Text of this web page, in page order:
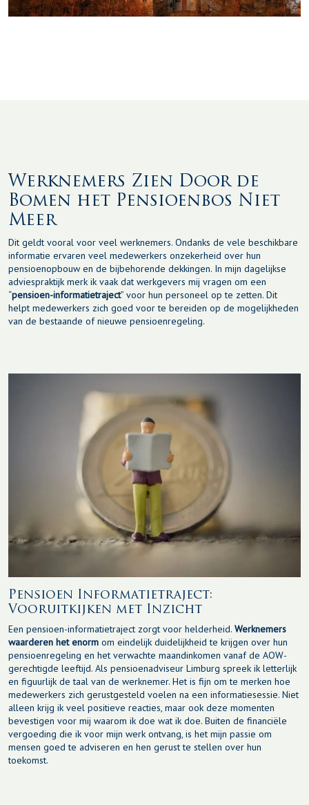
Werknemers Zien Door de
Bomen het Pensioenbos Niet
Meer
Dit geldt vooral voor veel werknemers. Ondanks de vele beschikbare
informatie ervaren veel medewerkers onzekerheid over hun
pensioenopbouw en de bijbehorende dekkingen. In mijn dagelijkse
adviespraktijk merk ik vaak dat werkgevers mij vragen om een
“pensioen-informatietraject” voor hun personeel op te zetten. Dit
helpt medewerkers zich goed voor te bereiden op de mogelijkheden
van de bestaande of nieuwe pensioenregeling.
Pensioen Informatietraject:
Vooruitkijken met Inzicht
Een pensioen-informatietraject zorgt voor helderheid. Werknemers
waarderen het enorm om eindelijk duidelijkheid te krijgen over hun
pensioenregeling en het verwachte maandinkomen vanaf de AOW-
gerechtigde leeftijd. Als pensioenadviseur Limburg spreek ik letterlijk
en figuurlijk de taal van de werknemer. Het is fijn om te merken hoe
medewerkers zich gerustgesteld voelen na een informatiesessie. Niet
alleen krijg ik veel positieve reacties, maar ook deze momenten
bevestigen voor mij waarom ik doe wat ik doe. Buiten de financiële
vergoeding die ik voor mijn werk ontvang, is het mijn passie om
mensen goed te adviseren en hen gerust te stellen over hun
toekomst.